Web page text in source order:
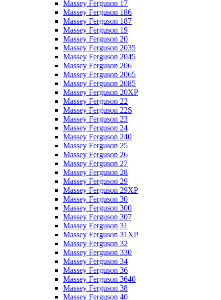
Massey Ferguson 17
Massey Ferguson 186
Massey Ferguson 187
Massey Ferguson 19
Massey Ferguson 20
Massey Ferguson 2035
Massey Ferguson 2045
Massey Ferguson 206
Massey Ferguson 2065
Massey Ferguson 2085
Massey Ferguson 20XP
Massey Ferguson 22
Massey Ferguson 22S
Massey Ferguson 23
Massey Ferguson 24
Massey Ferguson 240
Massey Ferguson 25
Massey Ferguson 26
Massey Ferguson 27
Massey Ferguson 28
Massey Ferguson 29
Massey Ferguson 29XP
Massey Ferguson 30
Massey Ferguson 300
Massey Ferguson 307
Massey Ferguson 31
Massey Ferguson 31XP
Massey Ferguson 32
Massey Ferguson 330
Massey Ferguson 34
Massey Ferguson 36
Massey Ferguson 3640
Massey Ferguson 38
Massey Ferguson 40